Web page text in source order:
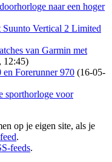
naar een hoger
Vertical 2 Limited
van Garmin met
12:45)
Forerunner 970 (16-05-
sporthorloge voor
op je eigen site, als je
.
feeds.